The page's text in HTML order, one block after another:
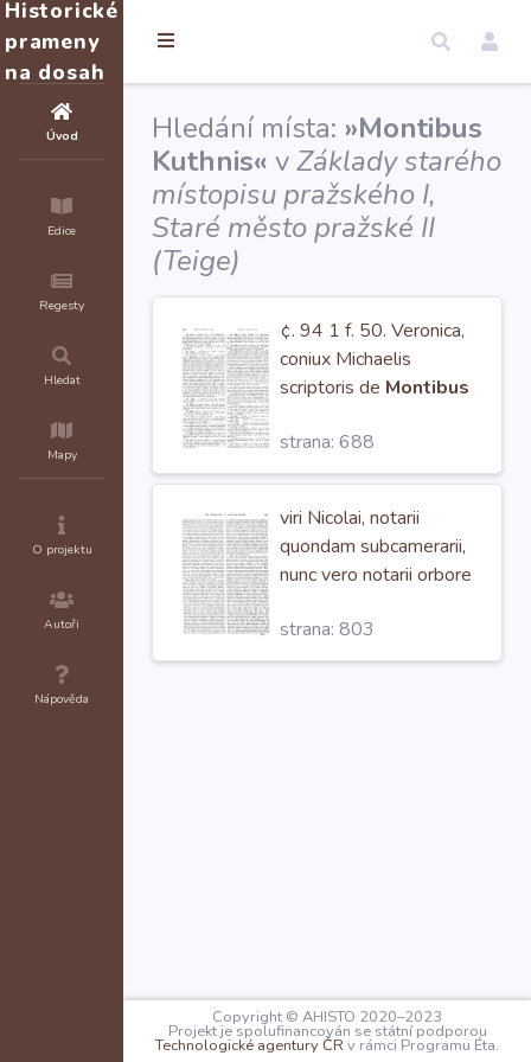
Historické
prameny
na dosah
Úvod
Edice
Regesty
Hledat
Mapy
O projektu
Autoři
Nápověda
Hledání místa: »Montibus
Kuthnis« vZáklady starého
místopisu pražského I,
Staré město pražské II
(Teige)
¢. 94 1 f. 50. Veronica,
coniux Michaelis
scriptoris de Montibus
tulisse omnem pecuniam
a Martino, cantorc s.
strana: 688
viri Nicolai, notarii
quondam subcamerarii,
nunc vero notarii orbore
domińi temporalis
prescripti molendini,
strana: 803
Copyright © AHISTO 2020–2023
Projekt je spolufinancován se státní podporou
Technologické agentury ČR v rámci Programu Éta.